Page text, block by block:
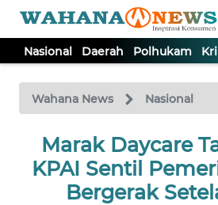
Nasional Daerah Polhukam
Wahana News Nasional
Marak Daycare
KPAI Sentil
Bergerak
TV
Tutup
NASIONAL
DAERAH